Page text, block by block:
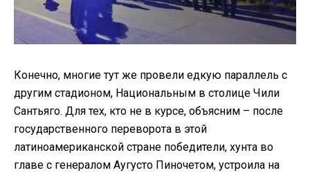
Конечно, многие тут же провели едкую параллель с
другим стадионом, Национальным в столице Чили
Сантьяго. Для тех, кто не в курсе, объясним – после
государственного переворота в этой
латиноамериканской стране победители, хунта во
главе с генералом Аугусто Пиночетом, устроила на